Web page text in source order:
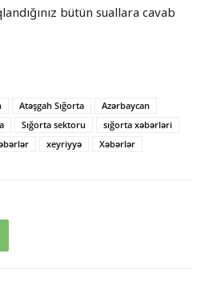
bütün suallara cavab
Atəşgah Sığorta
Azərbaycan
Sığorta sektoru
sığorta xəbərləri
xeyriyyə Xəbərlər